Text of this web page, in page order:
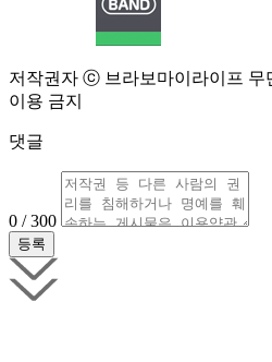
저작권자 ⓒ 브라보마이라이프 무
이용 금지
댓글
0 / 300